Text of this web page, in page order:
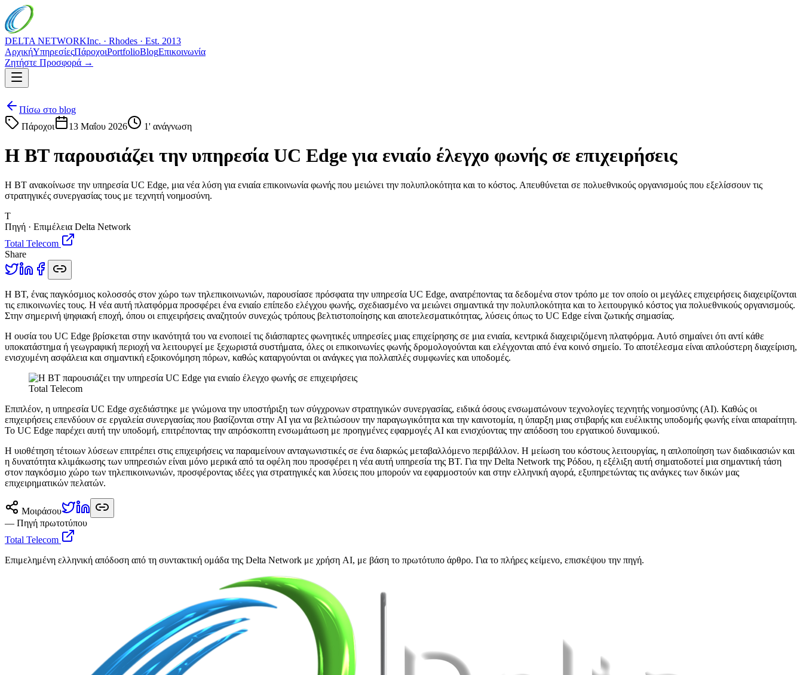
DELTA NETWORKInc. · Rhodes · Est. 2013
ΑρχικήΥπηρεσίεςΠάροχοιPortfolioBlogΕπικοινωνία
Ζητήστε Προσφορά →
Πίσω στο blog
Πάροχοι
13 Μαΐου 2026 1' ανάγνωση
Η BT παρουσιάζει την υπηρεσία UC Edge για ενιαίο έλεγχο φωνής σε επιχειρήσεις
Η BT ανακοίνωσε την υπηρεσία UC Edge, μια νέα λύση για ενιαία επικοινωνία φωνής που μειώνει την πολυπλοκότητα και το κόστος. Απευθύνεται σε πολυεθνικούς οργανισμούς που εξελίσσουν τις
στρατηγικές συνεργασίας τους με τεχνητή νοημοσύνη.
T
Πηγή · Επιμέλεια Delta Network
Total Telecom
Share
Η BT, ένας παγκόσμιος κολοσσός στον χώρο των τηλεπικοινωνιών, παρουσίασε πρόσφατα την υπηρεσία UC Edge, ανατρέποντας τα δεδομένα στον τρόπο με τον οποίο οι μεγάλες επιχειρήσεις διαχειρίζονται
τις επικοινωνίες τους. Η νέα αυτή πλατφόρμα προσφέρει ένα ενιαίο επίπεδο ελέγχου φωνής, σχεδιασμένο να μειώνει σημαντικά την πολυπλοκότητα και το λειτουργικό κόστος για πολυεθνικούς οργανισμούς.
Στην σημερινή ψηφιακή εποχή, όπου οι επιχειρήσεις αναζητούν συνεχώς τρόπους βελτιστοποίησης και αποτελεσματικότητας, λύσεις όπως το UC Edge είναι ζωτικής σημασίας.
Η ουσία του UC Edge βρίσκεται στην ικανότητά του να ενοποιεί τις διάσπαρτες φωνητικές υπηρεσίες μιας επιχείρησης σε μια ενιαία, κεντρικά διαχειριζόμενη πλατφόρμα. Αυτό σημαίνει ότι αντί κάθε
υποκατάστημα ή γεωγραφική περιοχή να λειτουργεί με ξεχωριστά συστήματα, όλες οι επικοινωνίες φωνής δρομολογούνται και ελέγχονται από ένα κοινό σημείο. Το αποτέλεσμα είναι απλούστερη διαχείριση,
ενισχυμένη ασφάλεια και σημαντική εξοικονόμηση πόρων, καθώς καταργούνται οι ανάγκες για πολλαπλές συμφωνίες και υποδομές.
Total Telecom
Επιπλέον, η υπηρεσία UC Edge σχεδιάστηκε με γνώμονα την υποστήριξη των σύγχρονων στρατηγικών συνεργασίας, ειδικά όσους ενσωματώνουν τεχνολογίες τεχνητής νοημοσύνης (AI). Καθώς οι
επιχειρήσεις επενδύουν σε εργαλεία συνεργασίας που βασίζονται στην AI για να βελτιώσουν την παραγωγικότητα και την καινοτομία, η ύπαρξη μιας στιβαρής και ευέλικτης υποδομής φωνής είναι απαραίτητη.
Το UC Edge παρέχει αυτή την υποδομή, επιτρέποντας την απρόσκοπτη ενσωμάτωση με προηγμένες εφαρμογές AI και ενισχύοντας την απόδοση του εργατικού δυναμικού.
Η υιοθέτηση τέτοιων λύσεων επιτρέπει στις επιχειρήσεις να παραμείνουν ανταγωνιστικές σε ένα διαρκώς μεταβαλλόμενο περιβάλλον. Η μείωση του κόστους λειτουργίας, η απλοποίηση των διαδικασιών και
η δυνατότητα κλιμάκωσης των υπηρεσιών είναι μόνο μερικά από τα οφέλη που προσφέρει η νέα αυτή υπηρεσία της BT. Για την Delta Network της Ρόδου, η εξέλιξη αυτή σηματοδοτεί μια σημαντική τάση
στον παγκόσμιο χώρο των τηλεπικοινωνιών, προσφέροντας ιδέες για στρατηγικές και λύσεις που μπορούν να εφαρμοστούν και στην ελληνική αγορά, εξυπηρετώντας τις ανάγκες των δικών μας
επιχειρηματικών πελατών.
Μοιράσου
— Πηγή πρωτοτύπου
Total Telecom
Επιμελημένη ελληνική απόδοση από τη συντακτική ομάδα της Delta Network με χρήση AI, με βάση το πρωτότυπο άρθρο. Για το πλήρες κείμενο, επισκέψου την πηγή.